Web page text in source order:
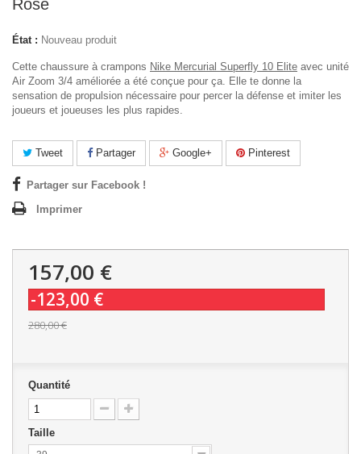
Rose
État : Nouveau produit
Cette chaussure à crampons Nike Mercurial Superfly 10 Elite avec unité
Air Zoom 3/4 améliorée a été conçue pour ça. Elle te donne la
sensation de propulsion nécessaire pour percer la défense et imiter les
joueurs et joueuses les plus rapides.
Tweet Partager Google+ Pinterest
Partager sur Facebook !
Imprimer
157,00 €
-123,00 €
280,00 €
Quantité
Taille